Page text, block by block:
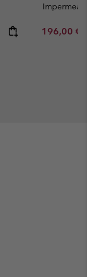
Sale price:
196,00 €